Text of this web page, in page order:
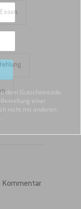
Kommentar
dem Gutscheincode.
einer
nicht mit anderen